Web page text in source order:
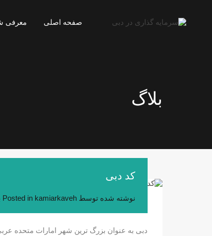
صفحه اصلی معرفی
بلاگ
کد دبی
نوشته شده توسط kamiarkaveh
دبی به‌ عنوان بزرگ‌ ترین شهر امارات متحده